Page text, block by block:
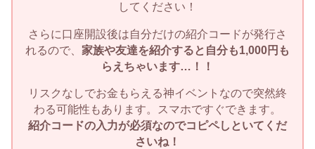
してください！
さらに口座開設後は自分だけの紹介コードが発行さ
れるので、 家族や友達を紹介すると自分も1,000円も
らえちゃいます…！！
リスクなしでお金もらえる神イベントなので突然終
わる可能性もあります。スマホですぐできます。
紹介コードの入力が必須なのでコピペしといてくだ
さいね！